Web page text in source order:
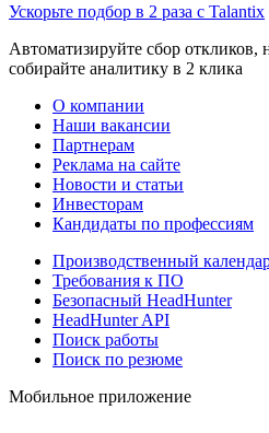
Ускорьте подбор в 2 раза с Talantix
Автоматизируйте сбор откликов,
собирайте аналитику в 2 клика
О компании
Наши вакансии
Партнерам
Реклама на сайте
Новости и статьи
Инвесторам
Кандидаты по профессиям
Производственный
Требования к ПО
Безопасный HeadHunter
HeadHunter API
Поиск работы
Поиск по резюме
Мобильное приложение